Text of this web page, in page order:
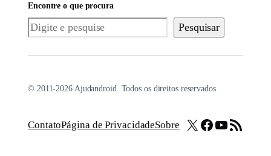
Encontre o que procura
Pesquisar Pesquisar
© 2011-2026 Ajudandroid. Todos os direitos reservados.
ContatoPágina de PrivacidadeSobre X Facebook
Youtube
Feed RSS